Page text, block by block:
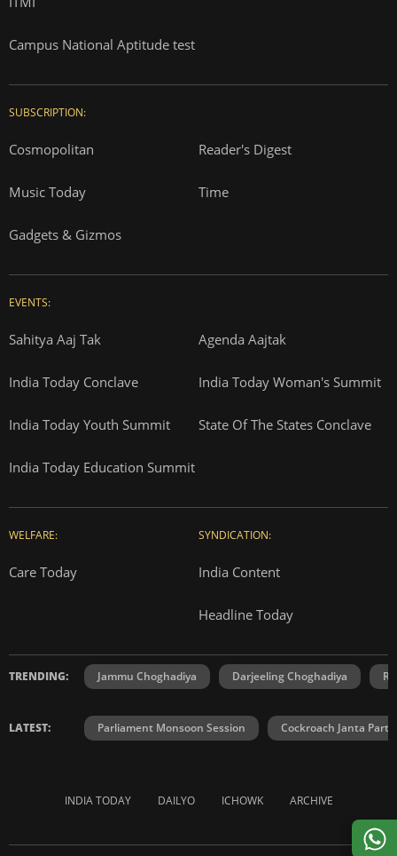
Campus National Aptitude test
SUBSCRIPTION:
Cosmopolitan Reader's Digest
Music Today Time
Gadgets & Gizmos
EVENTS:
Sahitya Aaj Tak Agenda Aajtak
India Today Conclave India Today Woman's Summit
India Today Youth Summit State Of The States Conclave
India Today Education Summit
WELFARE:
Care Today
SYNDICATION:
India Content
Headline Today
TRENDING: Jammu Choghadiya Darjeeling Choghadiya
LATEST: Parliament Monsoon Session Cockroach Janta
INDIA TODAY DAILYO ICHOWK ARCHIVE